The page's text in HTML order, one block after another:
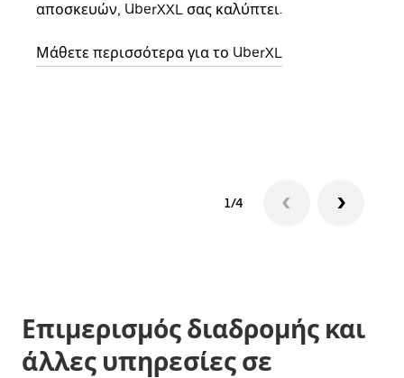
αποσκευών, UberXXL σας καλύπτει.
Μάθετε περισσότερα για το UberXL
1/4
Επιμερισμός διαδρομής και
άλλες υπηρεσίες σε